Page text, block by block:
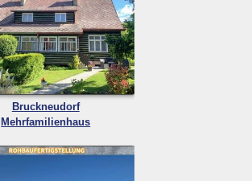
Bruckneudorf
Mehrfamilienhaus